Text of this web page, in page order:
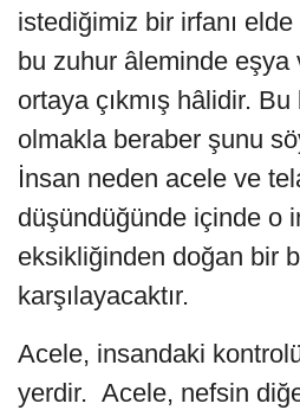
istediğimiz bir irfanı
bu zuhur âleminde
ortaya çıkmış hâlidir.
olmakla beraber şunu
İnsan neden acele ve
düşündüğünde içinde o
eksikliğinden doğan bir
karşılayacaktır.
Acele, insandaki
yerdir. Acele, nefsin